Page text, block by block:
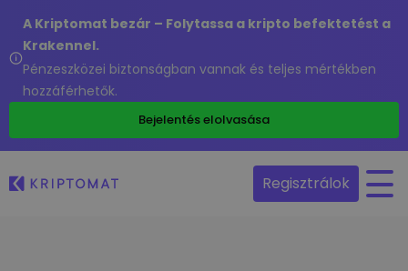
A Kriptomat bezár – Folytassa a kripto befektetést a
Krakennel.
Pénzeszközei biztonságban vannak és teljes mértékben
hozzáférhetők.
Bejelentés elolvasása
Regisztrálok